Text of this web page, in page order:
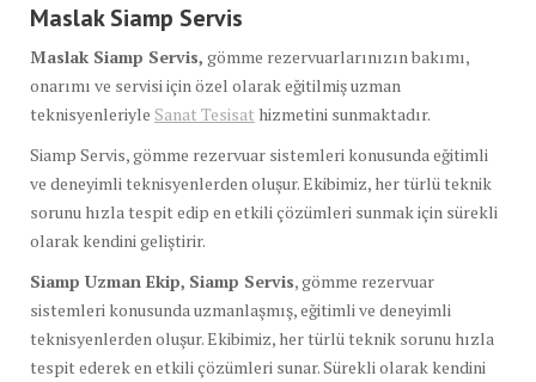
Maslak Siamp Servis
Maslak Siamp Servis, gömme rezervuarlarınızın bakımı,
onarımı ve servisi için özel olarak eğitilmiş uzman
teknisyenleriyle Sanat Tesisat hizmetini sunmaktadır.
Siamp Servis, gömme rezervuar sistemleri konusunda eğitimli
ve deneyimli teknisyenlerden oluşur. Ekibimiz, her türlü teknik
sorunu hızla tespit edip en etkili çözümleri sunmak için sürekli
olarak kendini geliştirir.
Siamp Uzman Ekip, Siamp Servis, gömme rezervuar
sistemleri konusunda uzmanlaşmış, eğitimli ve deneyimli
teknisyenlerden oluşur. Ekibimiz, her türlü teknik sorunu hızla
tespit ederek en etkili çözümleri sunar. Sürekli olarak kendini